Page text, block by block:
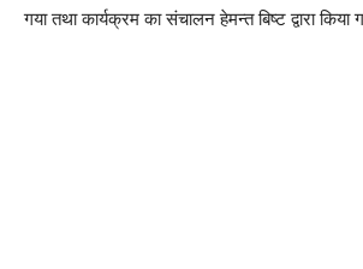
गया तथा कार्यक्रम का संचालन हेमन्त बिष्ट द्वारा किया